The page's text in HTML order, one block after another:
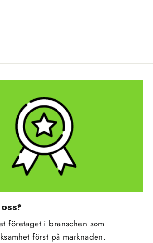
företaget i branschen som
först på marknaden.